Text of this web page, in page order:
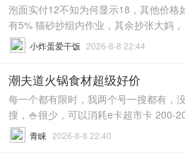
泡面实付12不知为何显示18，其他价格
有5% 猫砂抄组内作业，其余抄张大妈
小炸蛋爱干饭 2026-8-8 22:44
潮夫道火锅食材超级好价
每一个都有限时，我两个号一搜都有，
搜，🍚很少，可以消耗e卡超市卡 200-
青睐 2026-8-8 22:40